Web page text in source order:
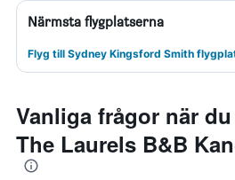
Närmsta flygplatserna
Flyg till Sydney Kingsford Smith
Vanliga frågor när
The Laurels B&B